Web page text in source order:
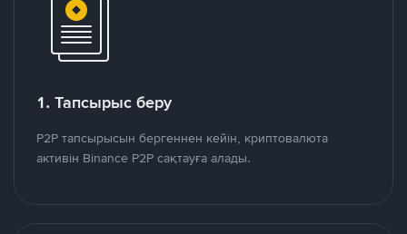
1. Тапсырыс беру
P2P тапсырысын бергеннен кейін, криптовалюта
активін Binance P2P сақтауға алады.